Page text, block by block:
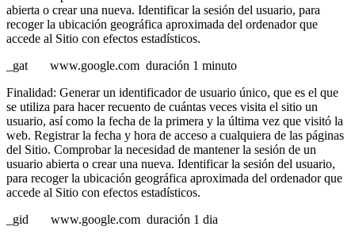
abierta o crear una nueva. Identificar la sesión del usuario, para
recoger la ubicación geográfica aproximada del ordenador que
accede al Sitio con efectos estadísticos.
_gat www.google.com duración 1 minuto
Finalidad: Generar un identificador de usuario único, que es el que
se utiliza para hacer recuento de cuántas veces visita el sitio un
usuario, así como la fecha de la primera y la última vez que visitó la
web. Registrar la fecha y hora de acceso a cualquiera de las páginas
del Sitio. Comprobar la necesidad de mantener la sesión de un
usuario abierta o crear una nueva. Identificar la sesión del usuario,
para recoger la ubicación geográfica aproximada del ordenador que
accede al Sitio con efectos estadísticos.
_gid www.google.com duración 1 dia